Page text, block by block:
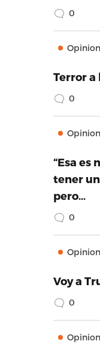
0
Terror a
0
“Esa es
tener
pero…
0
Voy a
0